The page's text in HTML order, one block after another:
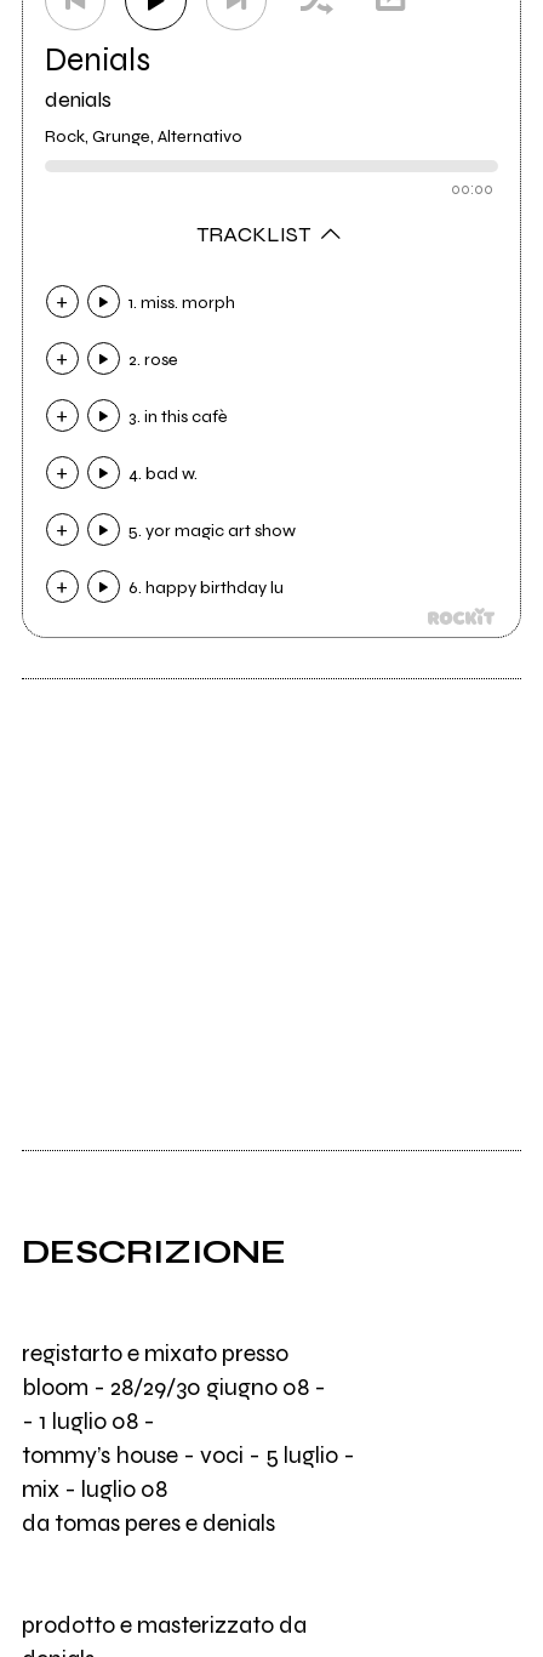
Denials
denials
Rock, Grunge, Alternativo
00:00
TRACKLIST
1. miss. morph
2. rose
3. in this cafè
4. bad w.
5. yor magic art show
6. happy birthday lu
DESCRIZIONE
registarto e mixato presso
bloom - 28/29/30 giugno 08 -
- 1 luglio 08 -
tommy’s house - voci - 5 luglio -
mix - luglio 08
da tomas peres e denials
prodotto e masterizzato da